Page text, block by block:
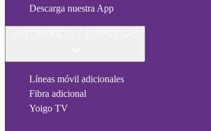
Descarga nuestra App
Líneas móvil adicionales
Fibra adicional
Yoigo TV